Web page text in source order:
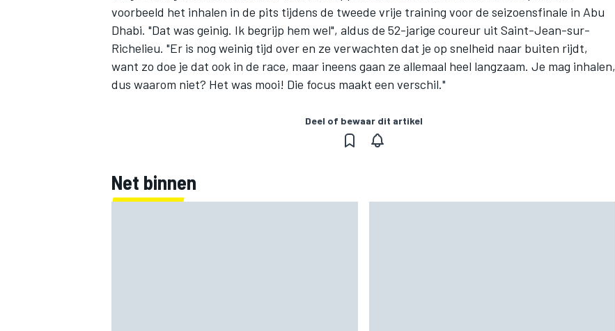
voorbeeld het inhalen in de pits tijdens de tweede vrije training voor de seizoensfinale in Abu
Dhabi. "Dat was geinig. Ik begrijp hem wel", aldus de 52-jarige coureur uit Saint-Jean-sur-
Richelieu. "Er is nog weinig tijd over en ze verwachten dat je op snelheid naar buiten rijdt,
want zo doe je dat ook in de race, maar ineens gaan ze allemaal heel langzaam. Je mag inhalen,
dus waarom niet? Het was mooi! Die focus maakt een verschil."
Deel of bewaar dit artikel
Net binnen